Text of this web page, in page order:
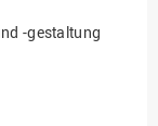
-gestaltung